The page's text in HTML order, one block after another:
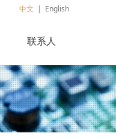
中文 | English
联系人